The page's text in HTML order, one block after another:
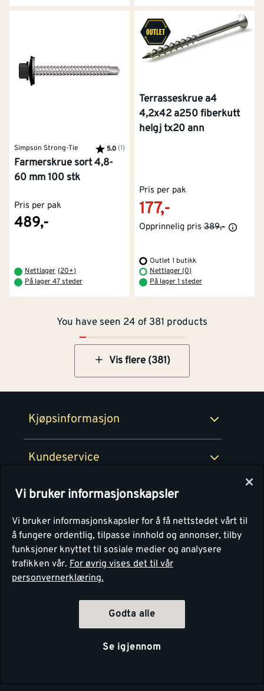
Simpson Strong-Tie Karakter:
5.0 (1)
Farmerskrue sort 4,8-
60 mm 100 stk
Pris per pak
489,-
Nettlager (20+)
På lager 47 steder
Terrasseskrue a4
4,2x42 a250 fiberkutt
helgj tx20 ann
Pris per pak
177,-
Opprinnelig pris 389,-
Outlet 1 butikk
Nettlager (0)
På lager 1 steder
You have seen 24 of 381 products
Vis flere (381)
Kjøpsinformasjon
Betaling
Retur- og angrerettsskjema
Kundeservice
Medlemsavtaler
Montér
Om Montér
Personvern
Vi bruker informasjonskapsler
Vi bruker informasjonskapsler for å få nettstedet vårt til
å fungere ordentlig, tilpasse innhold og annonser, tilby
funksjoner knyttet til sosiale medier og analysere
trafikken vår. For øvrig vises det til vår
personvernerklæring.
Godta alle
Se igjennom